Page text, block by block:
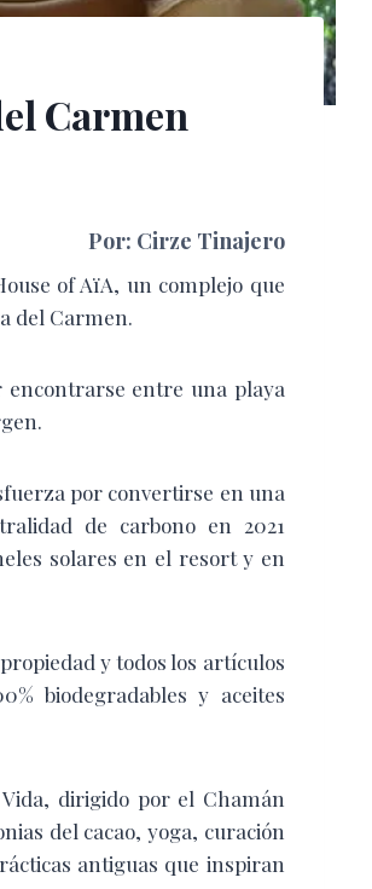
Carmen
Por: Cirze Tinajero
of AïA, un complejo que
del Carmen.
encontrarse entre una playa
por convertirse en una
de carbono en 2021
solares en el resort y en
y todos los artículos
biodegradables y aceites
dirigido por el Chamán
del cacao, yoga, curación
antiguas que inspiran